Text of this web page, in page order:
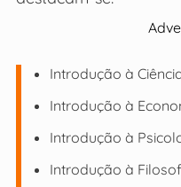
Introdução à
Introdução à
Introdução à
Introdução à